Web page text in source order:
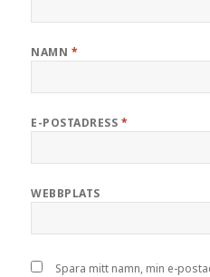
NAMN *
E-POSTADRESS *
WEBBPLATS
Spara mitt namn, min e-